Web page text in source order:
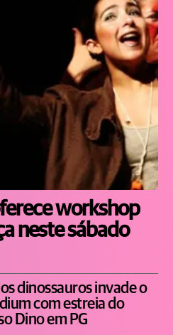
workshop
neste sábado
dinossauros invade o
com estreia do
Dino em PG